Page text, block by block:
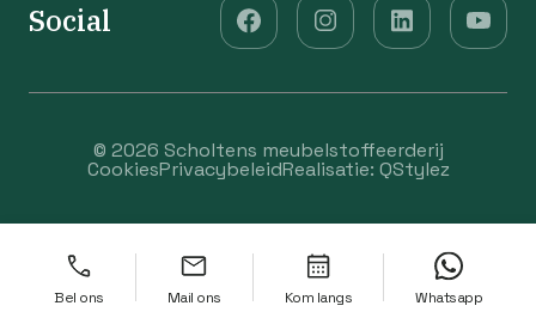
Social
© 2026 Scholtens meubelstoffeerderij
CookiesPrivacybeleidRealisatie: QStylez
Bel ons Mail ons Kom langs Whatsapp